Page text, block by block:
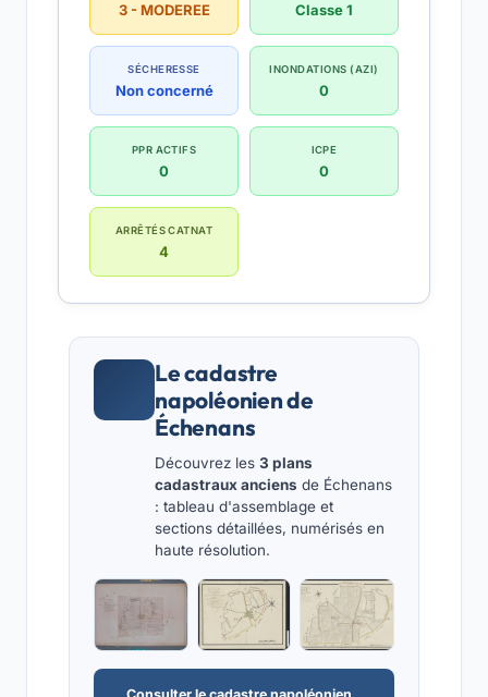
3 - MODEREE Classe 1
SÉCHERESSE
Non concerné
INONDATIONS (AZI)
0
PPR ACTIFS
0
ICPE
0
ARRÊTÉS CATNAT
4
Le cadastre
napoléonien de
Échenans
Découvrez les 3 plans
cadastraux anciens de Échenans
: tableau d'assemblage et
sections détaillées, numérisés en
haute résolution.